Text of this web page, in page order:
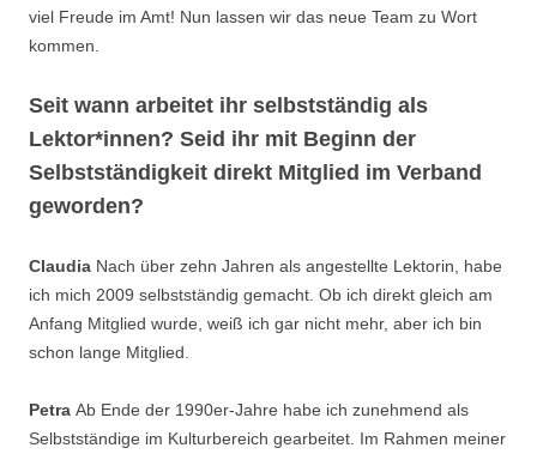
viel Freude im Amt! Nun lassen wir das neue Team zu Wort
kommen.
Seit wann arbeitet ihr selbstständig als
Lektor*innen? Seid ihr mit Beginn der
Selbstständigkeit direkt Mitglied im Verband
geworden?
Claudia Nach über zehn Jahren als angestellte Lektorin, habe
ich mich 2009 selbstständig gemacht. Ob ich direkt gleich am
Anfang Mitglied wurde, weiß ich gar nicht mehr, aber ich bin
schon lange Mitglied.
Petra Ab Ende der 1990er-Jahre habe ich zunehmend als
Selbstständige im Kulturbereich gearbeitet. Im Rahmen meiner